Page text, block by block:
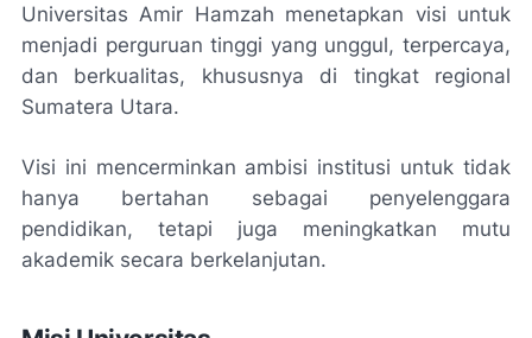
Universitas Amir Hamzah menetapkan visi untuk
menjadi perguruan tinggi yang unggul, terpercaya,
dan berkualitas, khususnya di tingkat regional
Sumatera Utara.
Visi ini mencerminkan ambisi institusi untuk tidak
hanya bertahan sebagai penyelenggara
pendidikan, tetapi juga meningkatkan mutu
akademik secara berkelanjutan.